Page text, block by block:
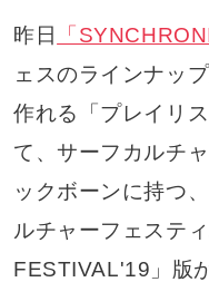
昨日 「
ェスのラインナッ
作れる「プレイリ
て、サーフカルチ
ックボーンに持つ
ルチャーフェステ
FESTIVAL'19」版